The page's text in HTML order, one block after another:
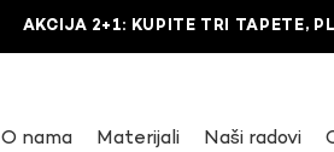
AKCIJA 2+1: KUPITE TRI TAPETE,
O nama Materijali Naši radovi